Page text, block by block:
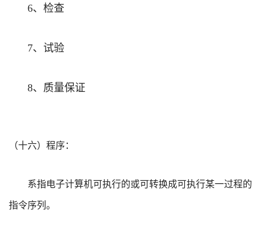
6、检查
7、试验
8、质量保证
（十六）程序：
系指电子计算机可执行的或可转换成可执行某一过程的
指令序列。